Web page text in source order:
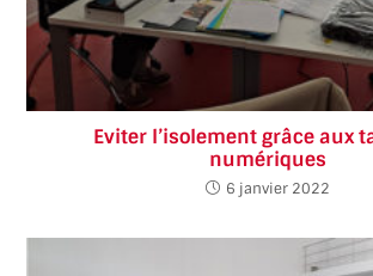
Eviter l’isolement grâce aux
numériques
6 janvier 2022